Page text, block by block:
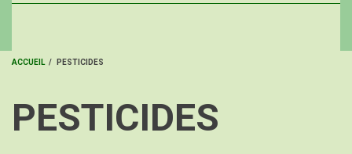
D'ARIANE
ACCUEIL / PESTICIDES
PESTICIDES